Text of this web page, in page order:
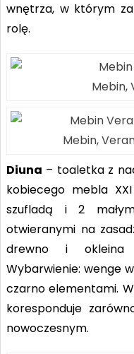
wnętrza, w którym
rolę.
Mebin,
Mebin,
Diuna – toaletka z
kobiecego mebla
szufladą i 2
otwieranymi na
drewno i okleina
Wybarwienie: wenge
czarno elementami.
koresponduje
nowoczesnym.